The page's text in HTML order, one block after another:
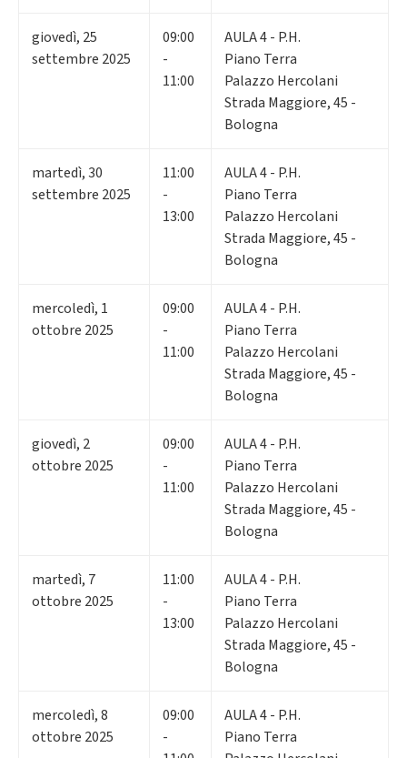
giovedì, 25
settembre 2025
09:00
-
11:00
AULA 4 - P.H.
Piano Terra
Palazzo Hercolani
Strada Maggiore, 45 -
Bologna
martedì,30
settembre 2025
11:00
-
13:00
AULA 4 - P.H.
Piano Terra
Palazzo Hercolani
Strada Maggiore, 45 -
Bologna
mercoledì, 1
ottobre 2025
09:00
-
11:00
AULA 4 - P.H.
Piano Terra
Palazzo Hercolani
Strada Maggiore, 45 -
Bologna
giovedì, 2
ottobre 2025
09:00
-
11:00
AULA 4 - P.H.
Piano Terra
Palazzo Hercolani
Strada Maggiore, 45 -
Bologna
martedì, 7
ottobre 2025
11:00
-
13:00
AULA 4 - P.H.
Piano Terra
Palazzo Hercolani
Strada Maggiore, 45 -
Bologna
mercoledì,8
ottobre 2025
09:00
-
AULA 4 - P.H.
Piano Terra